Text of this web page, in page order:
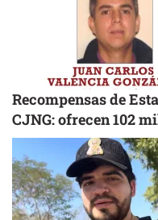
Recompensas de
CJNG: ofrecen 102